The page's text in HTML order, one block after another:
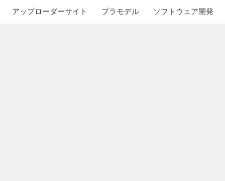
アップローダーサイト プラモデル ソフトウェア開発